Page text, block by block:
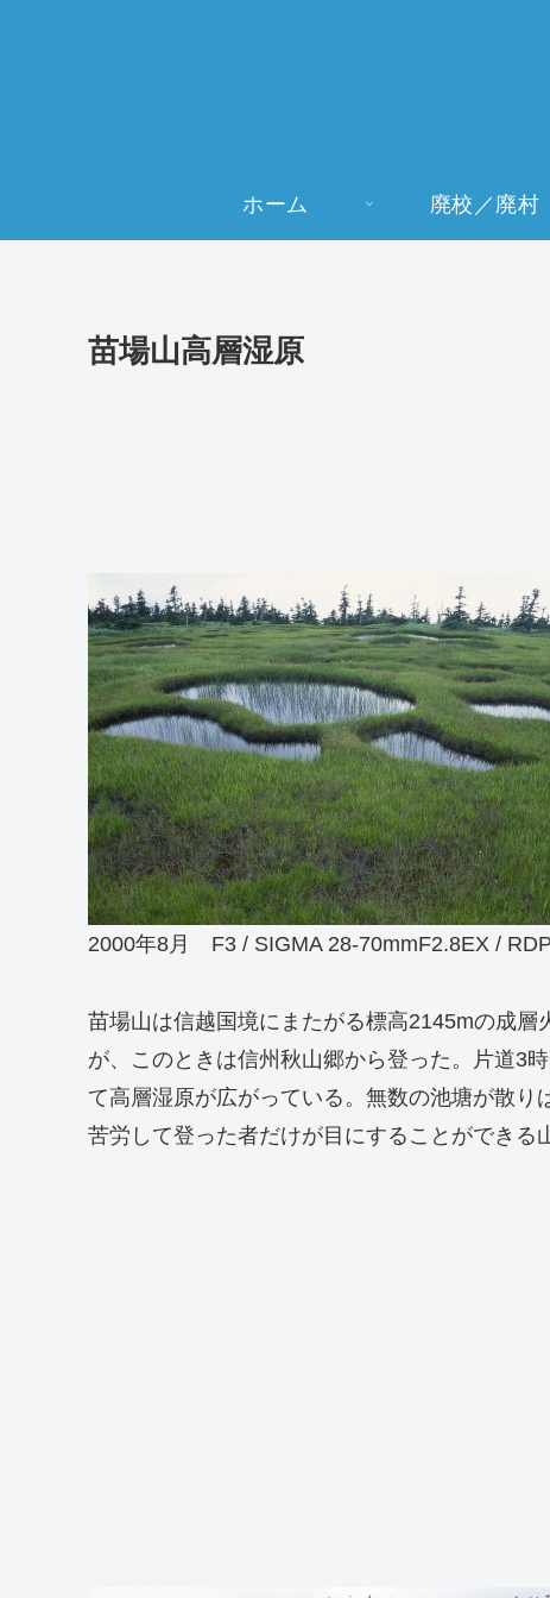
ホーム 廃校／廃村
苗場山高層湿原
2000年8月 F3 / SIGMA 28-70mmF2.8EX /
苗場山は信越国境にまたがる標高2145mの成
が、このときは信州秋山郷から登った。片道3
て高層湿原が広がっている。無数の池塘が散
苦労して登った者だけが目にすることができる